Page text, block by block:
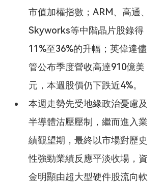
市值加權指數；ARM、高通、
Skyworks等中階晶片股錄得
11%至36%的升幅；英偉達儘
管公布季度營收高達910億美
元，本週股價仍下跌近4%。
本週走勢先受地緣政治憂慮及
半導體沽壓壓制，繼而進入業
績觀望期，最終以市場對歷史
性強勁業績反應平淡收場，資
金明顯由超大型硬件股流向軟